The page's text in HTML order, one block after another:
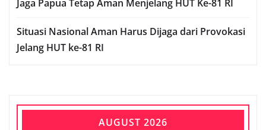
Jaga Papua Tetap Aman Menjelang HUT Ke-81 RI
Situasi Nasional Aman Harus Dijaga dari Provokasi
Jelang HUT ke-81 RI
AUGUST 2026